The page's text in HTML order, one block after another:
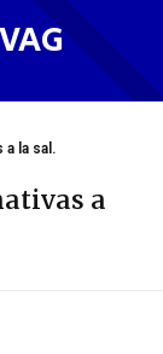
a la sal.
a